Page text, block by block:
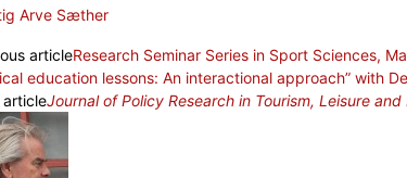
Arve Sæther
articleResearch Seminar Series in Sport Sciences,
education lessons: An interactional approach” with
Journal of Policy Research in Tourism, Leisure and